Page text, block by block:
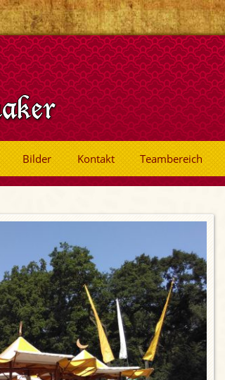
Bilder Kontakt Teambereich